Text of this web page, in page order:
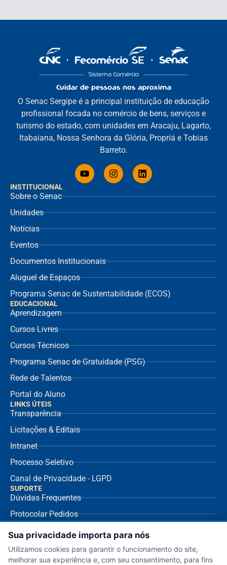
INSTITUCIONAL
Sobre o Senac
Unidades
Notícias
Eventos
Documentos Institucionais
Aluguel de Espaços
Programa Senac de Sustentabilidade (ECOS)
EDUCACIONAL
Aprendizagem
Cursos Livres
Cursos Técnicos
Programa Senac de Gratuidade (PSG)
Rede de Talentos
Portal do Aluno
O Senac Sergipe é a principal instituição de educação
profissional focada no comércio de bens, serviços e
turismo do estado, com unidades em Aracaju, Lagarto,
Itabaiana, Nossa Senhora da Glória, Propriá e Tobias
Barreto.
LINKS ÚTEIS
Transparência
Licitações & Editais
Intranet
Processo Seletivo
Canal de Privacidade - LGPD
SUPORTE
Dúvidas Frequentes
Protocolar Pedidos
Envio de NF Fornecedor
Ouvidoria
Aviso de Privacidade
Sua privacidade importa para nós
Utilizamos cookies para garantir o funcionamento do site,
melhorar sua experiência e, com seu consentimento, para fins